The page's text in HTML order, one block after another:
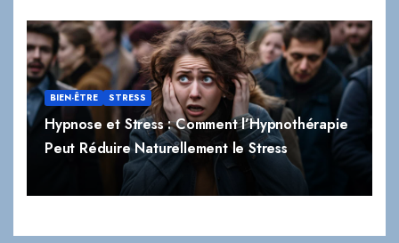
BIEN-ÊTRE STRESS
Hypnose et Stress : Comment l’Hypnothérapie
Peut Réduire Naturellement le Stress